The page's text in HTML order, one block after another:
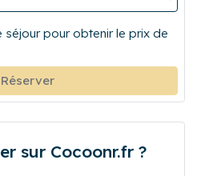
pour obtenir le prix de
Réserver
sur Cocoonr.fr ?